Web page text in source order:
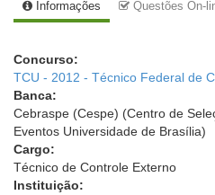
Informações Questões On-
Concurso:
TCU - 2012 - Técnico Federal de
Banca:
Cebraspe (Cespe) (Centro de
Eventos Universidade de Brasília)
Cargo:
Técnico de Controle Externo
Instituição: